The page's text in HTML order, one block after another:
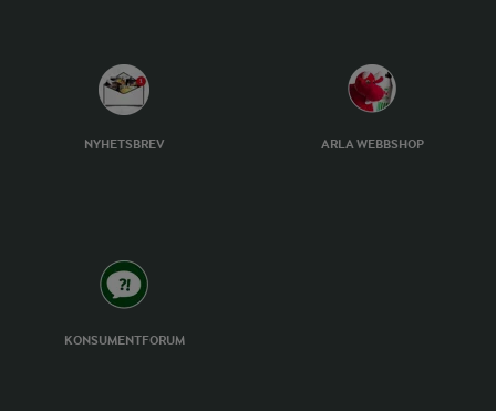
NYHETSBREV ARLA WEBBSHOP
KONSUMENTFORUM